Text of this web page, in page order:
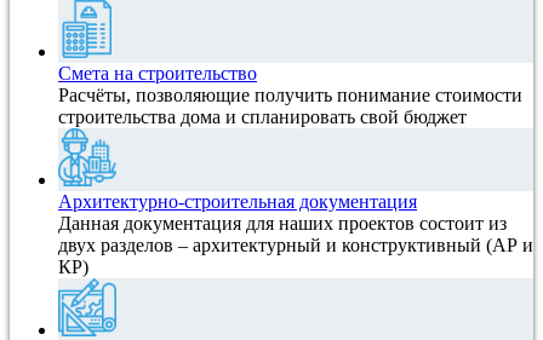
Смета на строительство
Расчёты, позволяющие получить понимание стоимости
строительства дома и спланировать свой бюджет
Архитектурно-строительная документация
Данная документация для наших проектов состоит из
двух разделов – архитектурный и конструктивный (АР и
КР)